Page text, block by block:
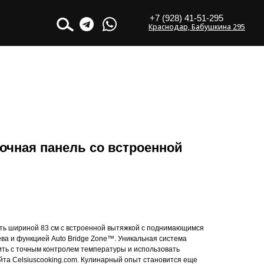
Краснодар, Бабушкина 295
+7 (928) 41-51-295
панель со встроенной
шириной 83 см с встроенной вытяжкой с поднимающимся
и функцией Auto Bridge Zone™. Уникальная система
с точным контролем температуры и использовать
Celsiuscooking.com. Кулинарный опыт становится еще